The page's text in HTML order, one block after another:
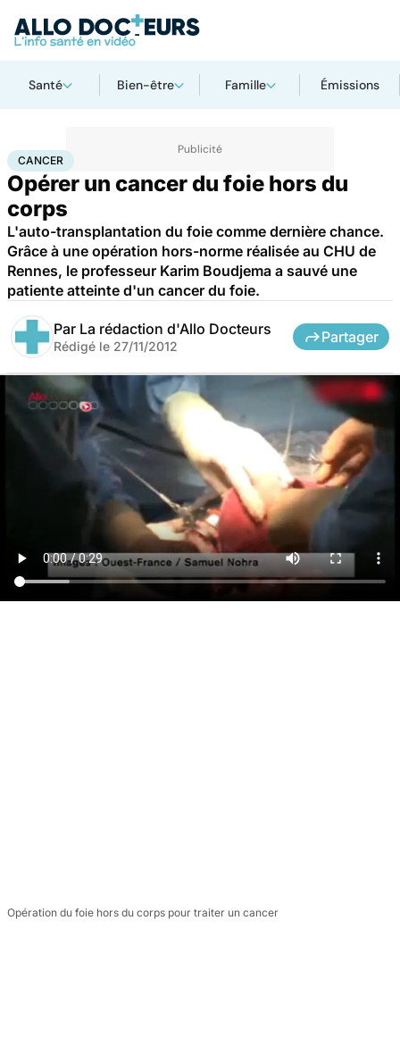
Santé Bien-être Famille Émissions
AccueilSanté Cancer
CANCER
Opérer un cancer du foie hors du
corps
L'auto-transplantation du foie comme dernière chance.
Grâce à une opération hors-norme réalisée au CHU de
Rennes, le professeur Karim Boudjema a sauvé une
patiente atteinte d'un cancer du foie.
Par La rédaction d'Allo Docteurs
Rédigé le 27/11/2012
Partager
Opération du foie hors du corps pour traiter un cancer